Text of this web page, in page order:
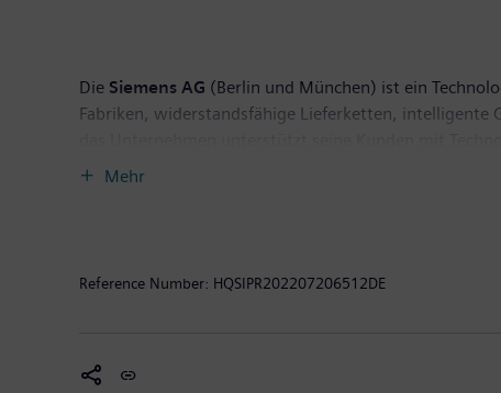
Die Siemens AG (Berlin und München) ist ein
Fabriken, widerstandsfähige Lieferketten, intelligente
Siemens seine Kunden, ihre Industrien und Märkte
Milliarden Euro. Zum 30.09.2021 hatte das
Mehr
Reference Number: HQSIPR202207206512DE